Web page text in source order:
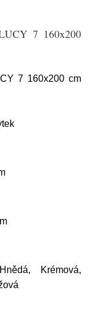
7 160x200
7 160x200 cm
Krémová,